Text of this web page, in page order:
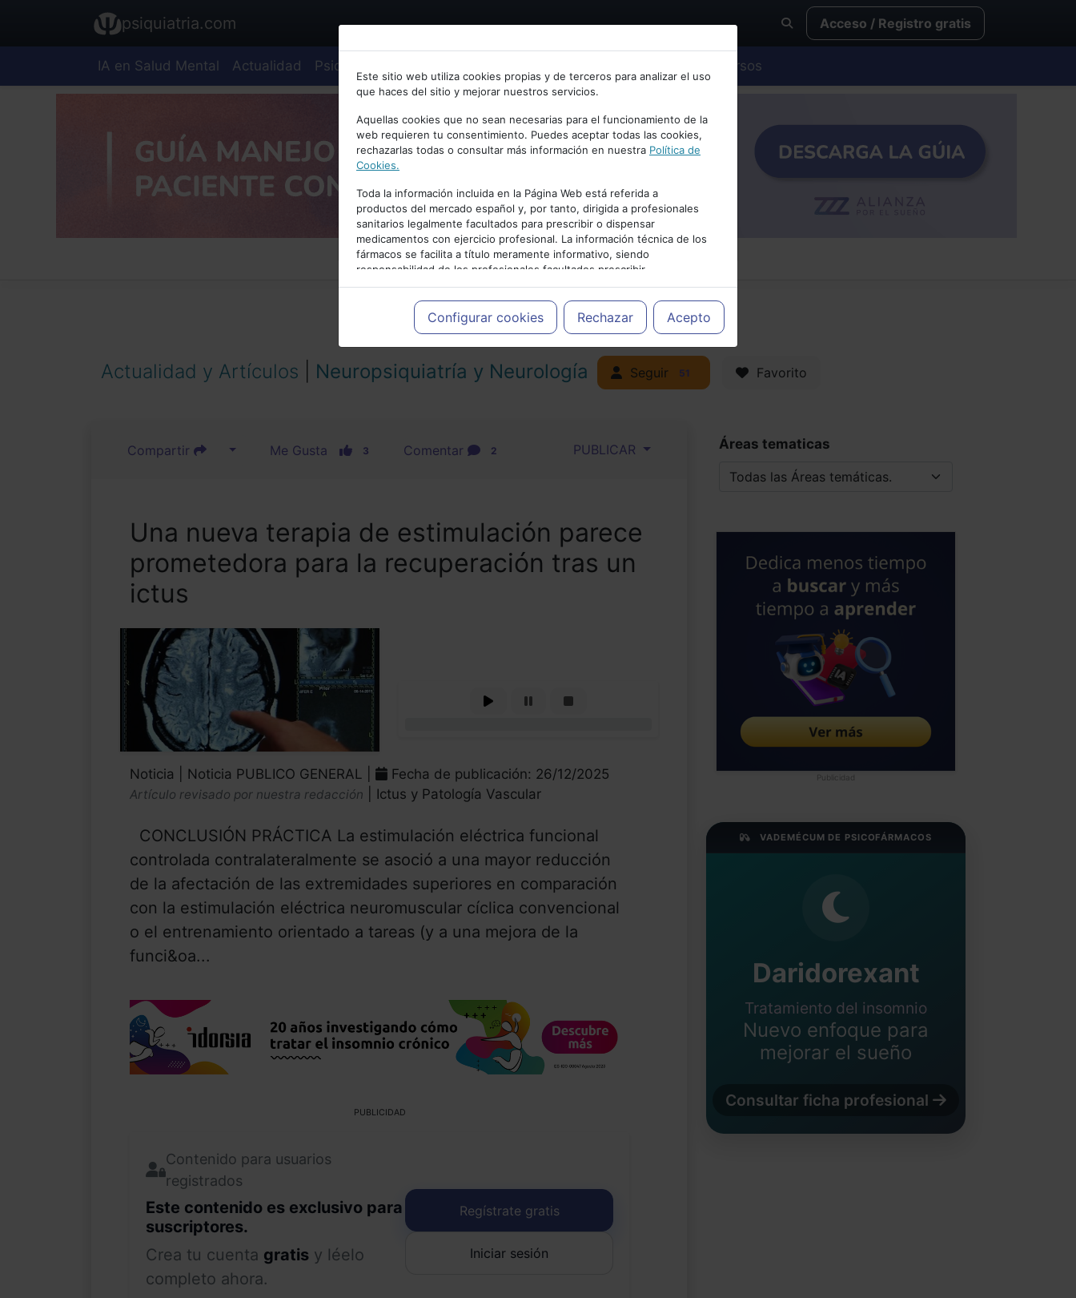
Bienvenid@ a psiquiatria.com
Escribe tu Email
Accede o regístrate con tu email.
Cancelar
psiquiatria.com Acceso / Registro gratis
IA en Salud Mental Actualidad Psiquiatría Cursos
Este sitio web utiliza cookies propias y de terceros para analizar el uso
que haces del sitio y mejorar nuestros servicios.
Aquellas cookies que no sean necesarias para el funcionamiento de la
web requieren tu consentimiento. Puedes aceptar todas las cookies,
rechazarlas todas o consultar más información en nuestra Política de
Cookies.
Toda la información incluida en la Página Web está referida a
productos del mercado español y, por tanto, dirigida a profesionales
sanitarios legalmente facultados para prescribir o dispensar
medicamentos con ejercicio profesional. La información técnica de los
fármacos se facilita a título meramente informativo, siendo
responsabilidad de los profesionales facultados prescribir
medicamentos y decidir, en cada caso concreto, el tratamiento más
adecuado a las necesidades del paciente.
Configurar cookies Rechazar Acepto
PUBLICIDAD
Actualidad y Artículos Neuropsiquiatría y Neurología Seguir 51 Favorito
Compartir Me Gusta 3 Comentar 2 PUBLICAR
Una nueva terapia de estimulación parece
prometedora para la recuperación tras un
ictus
Noticia | Noticia PUBLICO GENERAL | Fecha de publicación: 26/12/2025
Artículo revisado por nuestra redacción | Ictus y Patología Vascular
CONCLUSIÓN PRÁCTICA La estimulación eléctrica funcional
controlada contralateralmente se asoció a una mayor reducción
de la afectación de las extremidades superiores en comparación
con la estimulación eléctrica neuromuscular cíclica convencional
o el entrenamiento orientado a tareas (y a una mejora de la
funci&oa...
PUBLICIDAD
Contenido para usuarios
registrados
Este contenido es exclusivo para
suscriptores.
Crea tu cuenta gratis y léelo
completo ahora.
Regístrate gratis
Iniciar sesión
Áreas tematicas
Publicidad
VADEMÉCUM DE PSICOFÁRMACOS
Daridorexant
Tratamiento del insomnio
Nuevo enfoque para
mejorar el sueño
Consultar ficha profesional